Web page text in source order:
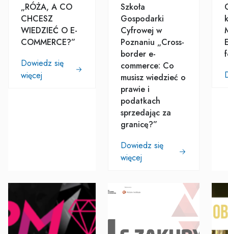
„RÓŻA, A CO
CHCESZ
WIEDZIEĆ O E-
COMMERCE?”
Dowiedz się
więcej
Szkoła
Gospodarki
Cyfrowej w
Poznaniu „Cross-
border e-
commerce: Co
musisz wiedzieć o
prawie i
podatkach
sprzedając za
granicę?”
Dowiedz się
więcej